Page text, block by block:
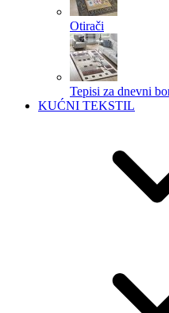
Otirači
Tepisi za dnevni
KUĆNI TEKSTIL